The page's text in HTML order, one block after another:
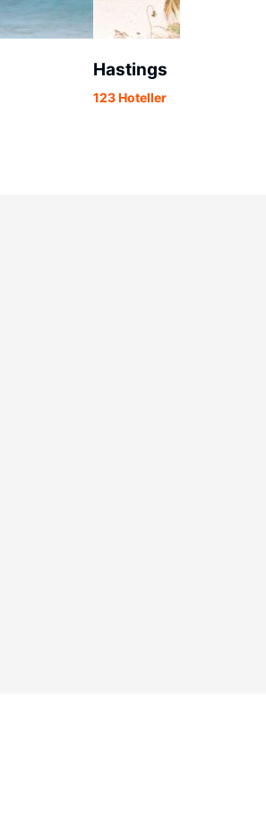
Hastings
123 Hoteller